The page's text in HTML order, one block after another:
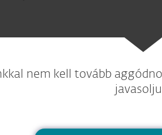
nem kell tovább